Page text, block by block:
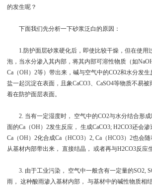
的发生呢？
下面我们先分析一下砂浆泛白的原因：
1.防护面层砂浆硬化后，即使比较干燥，但在使用
泡，当水分渗入其内部，将其内部可溶性物质（如
Ca（OH）2等）带出来，碱与空气中的CO2和水分发
盐一起沉淀在表面，且象CaCO3、CaSO4等物质不易
着在防护面层表面。
2. 当有一定湿度时， 空气中的CO2与水分结合形成
面的Ca（OH）2发生反应， 生成CaCO3; H2CO3还会
Ca（OH）2化合成Ca（HCO3）2, Ca（HCO3）2也会
从基材内部带出来， 直接结晶， 或者再与H2CO3反应生
3. 由于工业污染， 空气中一般含有一定量的SO2,
雨， 这种酸雨渗入基材内部， 与基材中的碱性物质相